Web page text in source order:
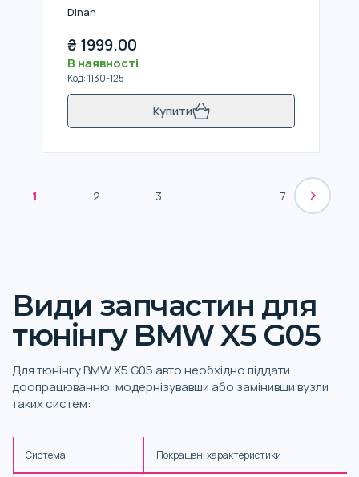
Dinan
₴ 1999.00
В наявності
Код:1130-125
Купити
1 2 3 ... 7
Види запчастин для
тюнінгу BMW X5 G05
Для тюнінгу BMW X5 G05 авто необхідно піддати
доопрацюванню, модернізувавши або замінивши вузли
таких систем:
Система Покращені характеристики